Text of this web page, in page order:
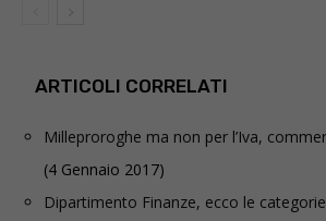
ARTICOLI CORRELATI
Milleproroghe ma non per l’Iva,
(4 Gennaio 2017)
Dipartimento Finanze, ecco le